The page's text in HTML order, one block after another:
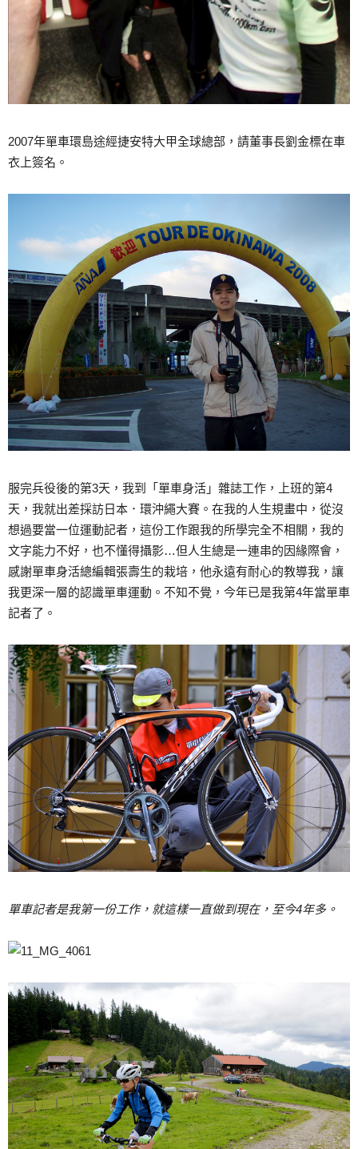
2007年單車環島途經捷安特大甲全球總部，請董事長劉金標在車
衣上簽名。
服完兵役後的第3天，我到「單車身活」雜誌工作，上班的第4
天，我就出差採訪日本．環沖繩大賽。在我的人生規畫中，從沒
想過要當一位運動記者，這份工作跟我的所學完全不相關，我的
文字能力不好，也不懂得攝影…但人生總是一連串的因緣際會，
感謝單車身活總編輯張壽生的栽培，他永遠有耐心的教導我，讓
我更深一層的認識單車運動。不知不覺，今年已是我第4年當單車
記者了。
單車記者是我第一份工作，就這樣一直做到現在，至今4年多。